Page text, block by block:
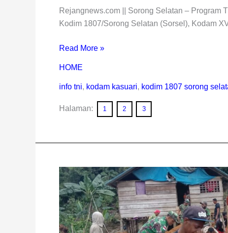
Rejangnews.com || Sorong Selatan – Program
Kodim 1807/Sorong Selatan (Sorsel), Kodam
Read More »
HOME
info tni, kodam kasuari, kodim 1807 sorong
Halaman: 1 2 3
Pra
TMMD
Ke-
112
Di